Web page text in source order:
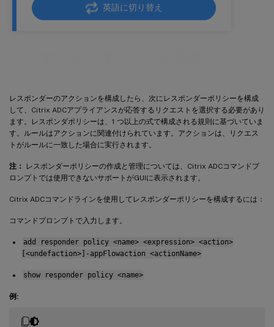
英語に切り替え
レスポンダーのアクションを構成したら、次にレスポンダーポリシーを構成
して、Citrix ADCアプライアンスが応答するリクエストを選択する必要があり
ます。レスポンダポリシーは、1 つ以上の式で構成される規則に基づいていま
す。ルールはアクションに関連付けられています。アクションは、リクエス
トがルールに一致した場合に実行されます。
注：
レスポンダーポリシーの作成と管理については、Citrix ADCコマンドプ
ロンプトでは使用できないサポートがGUIに表示されます。
Citrix ADCコマンドラインを使用してレスポンダーポリシーを構成するには：
コマンドプロンプトで入力します。
add responder policy <name> <expression> <action>
[<undefaction>]-appFlowaction <actionName>
show responder policy <name>
例: